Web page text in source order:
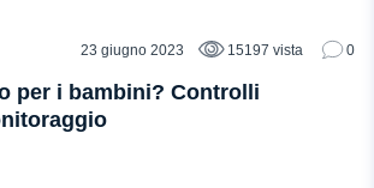
23 giugno 2023 15197 vista 0
per i bambini? Controlli
cyberbullismo